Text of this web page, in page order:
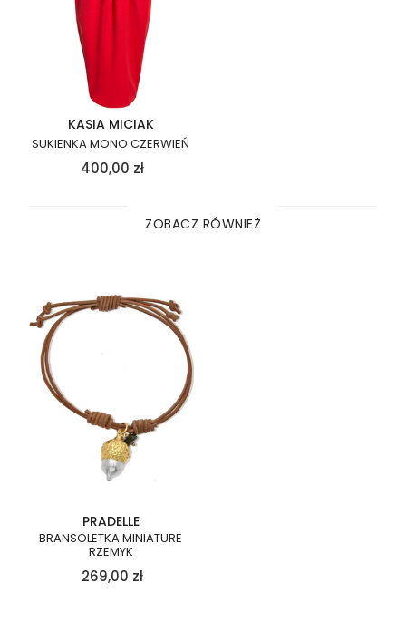
KASIA MICIAK
SUKIENKA MONO CZERWIEŃ
400,00 zł
ZOBACZ RÓWNIEŻ
PRADELLE
BRANSOLETKA MINIATURE
RZEMYK
269,00 zł